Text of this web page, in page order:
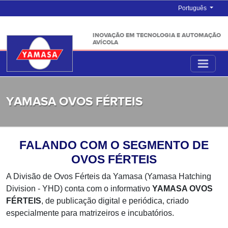
Português
INOVAÇÃO EM TECNOLOGIA E AUTOMAÇÃO
AVÍCOLA
YAMASA OVOS FÉRTEIS
FALANDO COM O SEGMENTO DE
OVOS FÉRTEIS
A Divisão de Ovos Férteis da Yamasa (Yamasa Hatching
Division - YHD) conta com o informativo YAMASA OVOS
FÉRTEIS, de publicação digital e periódica, criado
especialmente para matrizeiros e incubatórios.